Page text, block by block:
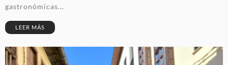
gastronómicas...
LEER MÁS